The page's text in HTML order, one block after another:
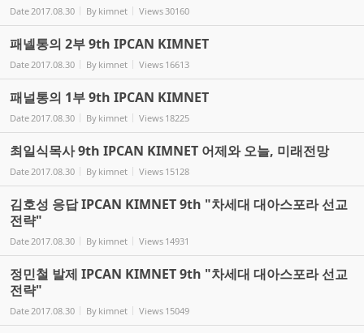
Date 2017.08.30 By kimnet Views 30160
패넬통의 2부 9th IPCAN KIMNET
Date 2017.08.30 By kimnet Views 16613
패널통의 1부 9th IPCAN KIMNET
Date 2017.08.30 By kimnet Views 18225
최일식목사 9th IPCAN KIMNET 어제와 오늘, 미래전망
Date 2017.08.30 By kimnet Views 15128
김호성 응답 IPCAN KIMNET 9th "차세대 대아스포라 선교
전략"
Date 2017.08.30 By kimnet Views 14931
정민철 발제 IPCAN KIMNET 9th "차세대 대아스포라 선교
전략"
Date 2017.08.30 By kimnet Views 15049